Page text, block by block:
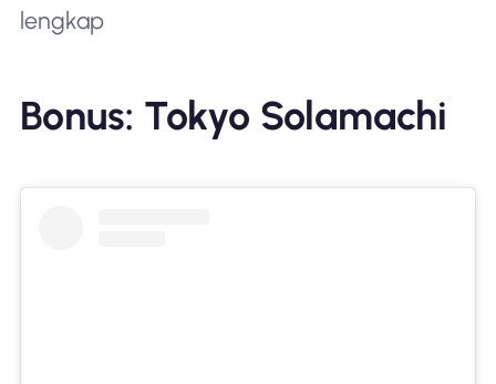
lengkap
Bonus: Tokyo Solamachi